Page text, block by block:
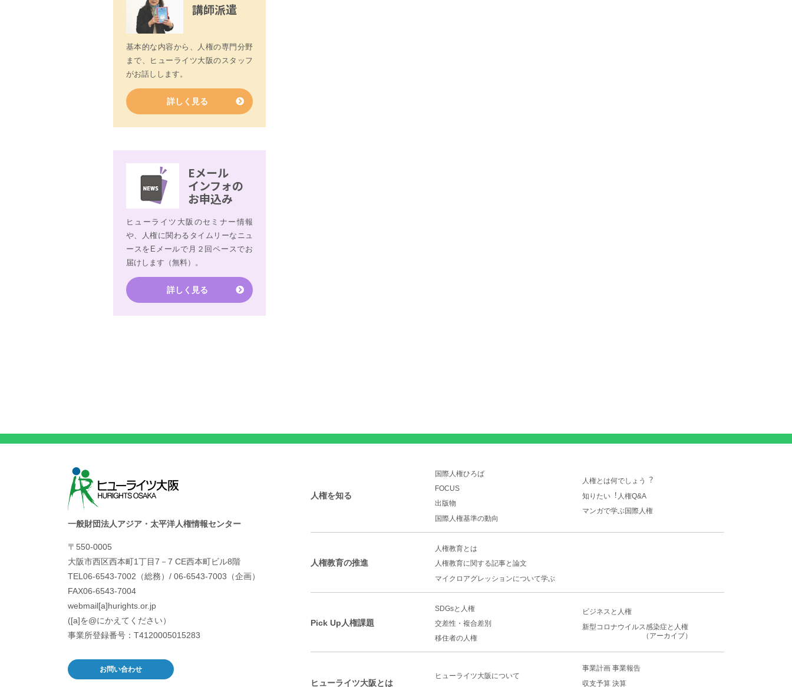
講師派遣
基本的な内容から、人権の専門分野
まで、ヒューライツ大阪のスタッフ
がお話しします。
詳しく見る
Eメール
インフォの
お申込み
ヒューライツ大阪のセミナー情報
や、人権に関わるタイムリーなニュ
ースをEメールで月２回ペースでお
届けします（無料）。
詳しく見る
一般財団法人アジア・太平洋人権情報センター
〒550-0005
大阪市西区西本町1丁目7－7 CE西本町ビル8階
TEL06-6543-7002（総務）/ 06-6543-7003（企画）
FAX06-6543-7004
webmail[a]hurights.or.jp
([a]を@にかえてください）
事業所登録番号：T4120005015283
お問い合わせ
人権を知る
国際人権ひろば
FOCUS
出版物
国際人権基準の動向
人権とは何でしょう︖
知りたい︕人権Q&A
マンガで学ぶ国際人権
人権教育の推進
人権教育とは
人権教育に関する記事と論文
マイクロアグレッションについて学ぶ
Pick Up人権課題
SDGsと人権
交差性・複合差別
移住者の人権
ビジネスと人権
新型コロナウイルス感染症と人権
（アーカイブ）
ヒューライツ大阪とは
ヒューライツ大阪について
事業計画 事業報告
収支予算 決算